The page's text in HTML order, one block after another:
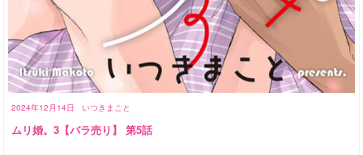
2024年12月14日 いつきまこと
ムリ婚。3【バラ売り】 第5話